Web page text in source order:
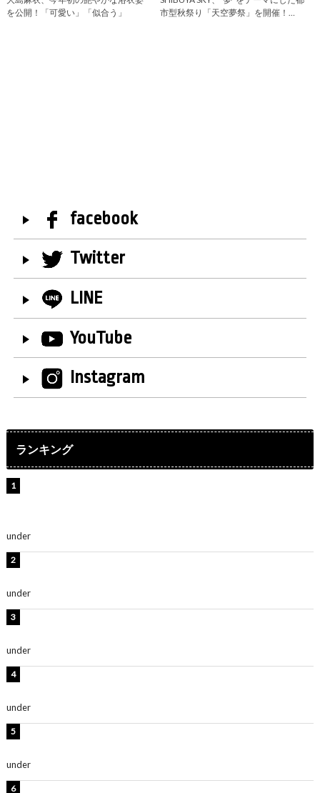
を公開！「可愛い」「似合う」
市型秋祭り「天空夢祭」を開催！…
facebook
Twitter
LINE
YouTube
Instagram
ランキング
under
under
under
under
under